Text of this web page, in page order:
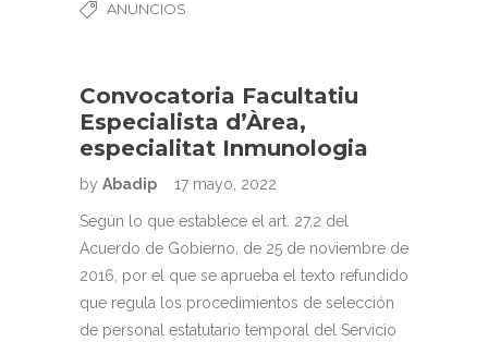
ANUNCIOS
Convocatoria Facultatiu
Especialista d’Àrea,
especialitat Inmunologia
by Abadip 17 mayo, 2022
Según lo que establece el art. 27.2 del
Acuerdo de Gobierno, de 25 de noviembre de
2016, por el que se aprueba el texto refundido
que regula los procedimientos de selección
de personal estatutario temporal del Servicio